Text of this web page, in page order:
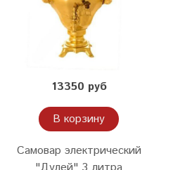
13350 руб
В корзину
Самовар электрический